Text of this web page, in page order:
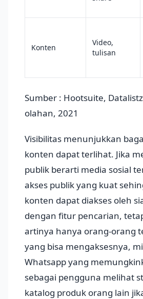
Konten
Video,
tulisan
Sumber : Hootsuite,
olahan, 2021
Visibilitas menunjukkan
konten dapat terlihat. Jika
publik berarti media sosial
akses publik yang kuat
konten dapat diakses oleh
dengan fitur pencarian,
artinya hanya orang-orang
yang bisa mengaksesnya,
Whatsapp yang
sebagai pengguna melihat
katalog produk orang lain